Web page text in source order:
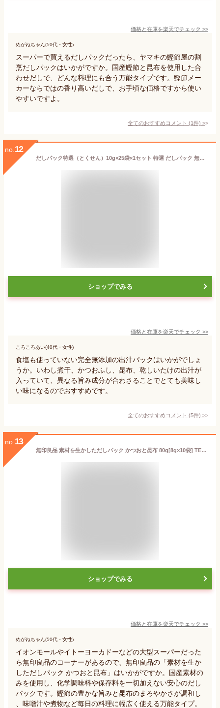
価格と在庫を楽天でチェック >>
めがねちゃん(50代・女性)
スーパーで買えるだしパックだったら、ヤマキの鰹節屋の割
烹だしパックはいかがですか。国産鰹節と昆布を使用した合
わせだしで、どんな料理にも合う万能タイプです。鰹節メー
カーならではの香り高いだしで、お手頃な価格ですから使い
やすいですよ。
全てのおすすめコメント (1件) >
no. 12
だしパック特選（とくせん）10g×25袋×1セット 特選 だしパック 無添加 国産 出汁パック だし 無添加 だし だしの素 おいしい 天然だしパック だし汁 鰹節 酵母エキス 不使用 煮干し マエカワ 減塩 赤ちゃん 離乳食 食塩不使用 袋 ギフト
ショップでみる
価格と在庫を楽天でチェック >>
ころころあい(40代・女性)
食塩も使っていない完全無添加の出汁パックはいかがでしょ
うか。いわし煮干、かつおふし、昆布、乾しいたけの出汁が
入っていて、異なる旨み成分が合わさることでとても美味し
い味になるのでおすすめです。
全てのおすすめコメント (5件) >
no. 13
無印良品 素材を生かしただしパック かつおと昆布 80g[8g×10袋] TEB09A2S
ショップでみる
価格と在庫を楽天でチェック >>
めがねちゃん(50代・女性)
イオンモールやイトーヨーカドーなどの大型スーパーだった
ら無印良品のコーナーがあるので、無印良品の「素材を生か
しただしパック かつおと昆布」はいかがですか。国産素材の
みを使用し、化学調味料や保存料を一切加えない安心のだし
パックです。鰹節の豊かな旨みと昆布のまろやかさが調和し
、味噌汁や煮物など毎日の料理に幅広く使える万能タイプ。